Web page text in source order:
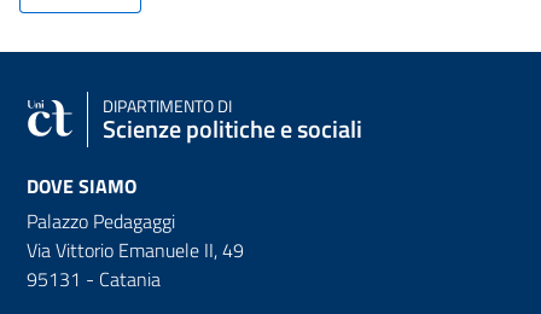
DIPARTIMENTO DI
Scienze politiche e sociali
DOVE SIAMO
Palazzo Pedagaggi
Via Vittorio Emanuele II, 49
95131 - Catania